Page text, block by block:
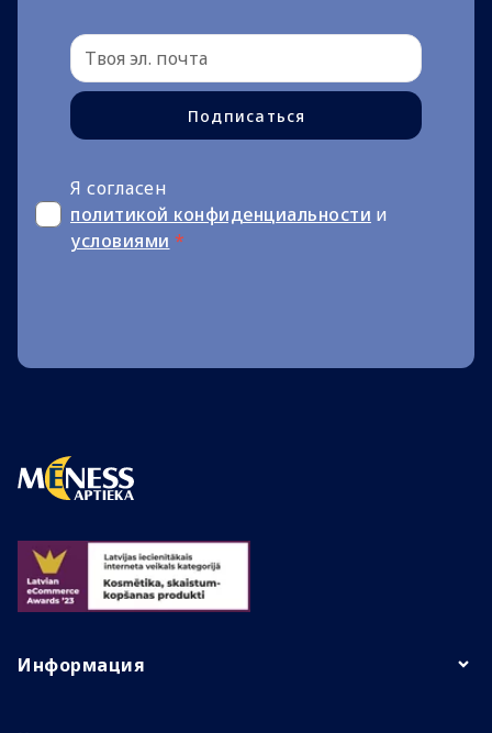
Подписаться
Я согласен
политикой конфиденциальности и
условиями *
Информация